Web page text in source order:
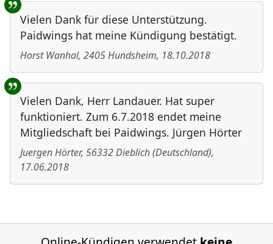
Vielen Dank für diese Unterstützung.
Paidwings hat meine Kündigung bestätigt.
Horst Wanhal, 2405Hundsheim, 18.10.2018
Vielen Dank, Herr Landauer. Hat super
funktioniert. Zum 6.7.2018 endet meine
Mitgliedschaft bei Paidwings. Jürgen Hörter
Juergen Hörter, 56332Dieblich(Deutschland),
17.06.2018